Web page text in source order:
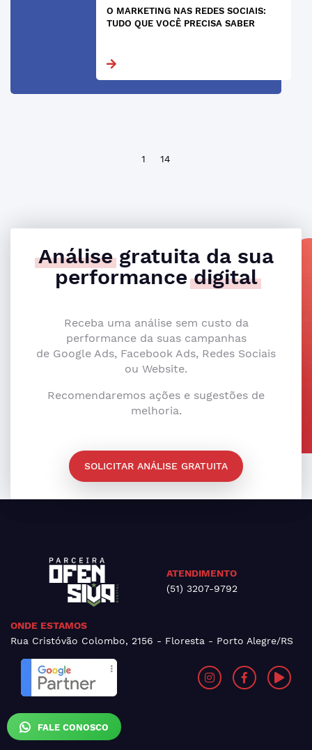
FALE CONOSCO
O MARKETING NAS REDES SOCIAIS:
TUDO QUE VOCÊ PRECISA SABER
1 14
Análisegratuita da sua
performancedigital
Receba uma análise sem custo da
performance da suas campanhas
de Google Ads, Facebook Ads, Redes Sociais
ou Website.
Recomendaremos ações e sugestões de
melhoria.
SOLICITAR ANÁLISE GRATUITA
ATENDIMENTO
(51) 3207-9792
ONDE ESTAMOS
Rua Cristóvão Colombo, 2156 - Floresta - Porto Alegre/RS